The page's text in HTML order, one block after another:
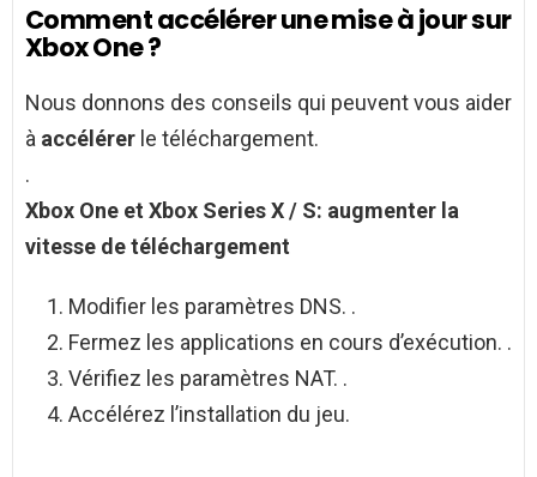
Comment accélérer une mise à jour sur
Xbox One ?
Nous donnons des conseils qui peuvent vous aider
à accélérer le téléchargement.
.
Xbox One et Xbox Series X / S: augmenter la
vitesse de téléchargement
Modifier les paramètres DNS. .
Fermez les applications en cours d’exécution. .
Vérifiez les paramètres NAT. .
Accélérez l’installation du jeu.